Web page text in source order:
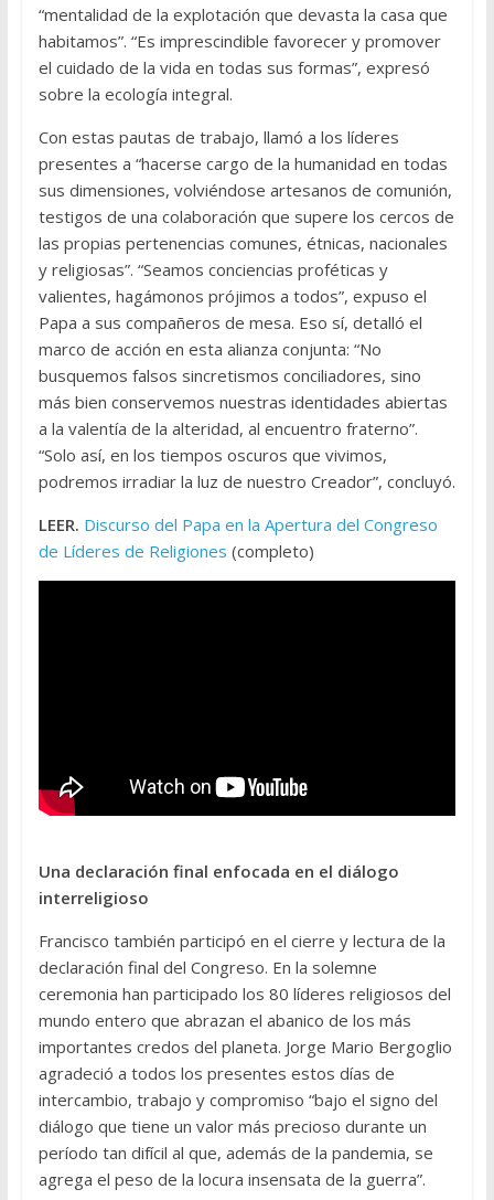
“mentalidad de la explotación que devasta la casa que
habitamos”. “Es imprescindible favorecer y promover
el cuidado de la vida en todas sus formas”, expresó
sobre la ecología integral.
Con estas pautas de trabajo, llamó a los líderes
presentes a “hacerse cargo de la humanidad en todas
sus dimensiones, volviéndose artesanos de comunión,
testigos de una colaboración que supere los cercos de
las propias pertenencias comunes, étnicas, nacionales
y religiosas”. “Seamos conciencias proféticas y
valientes, hagámonos prójimos a todos”, expuso el
Papa a sus compañeros de mesa. Eso sí, detalló el
marco de acción en esta alianza conjunta: “No
busquemos falsos sincretismos conciliadores, sino
más bien conservemos nuestras identidades abiertas
a la valentía de la alteridad, al encuentro fraterno”.
“Solo así, en los tiempos oscuros que vivimos,
podremos irradiar la luz de nuestro Creador”, concluyó.
LEER. Discurso del Papa en la Apertura del Congreso
de Líderes de Religiones (completo)
Una declaración final enfocada en el diálogo
interreligioso
Francisco también participó en el cierre y lectura de la
declaración final del Congreso. En la solemne
ceremonia han participado los 80 líderes religiosos del
mundo entero que abrazan el abanico de los más
importantes credos del planeta. Jorge Mario Bergoglio
agradeció a todos los presentes estos días de
intercambio, trabajo y compromiso “bajo el signo del
diálogo que tiene un valor más precioso durante un
período tan difícil al que, además de la pandemia, se
agrega el peso de la locura insensata de la guerra”.